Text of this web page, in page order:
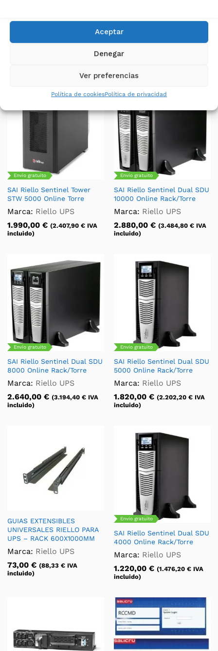
Aceptar
Denegar
Ver preferencias
Política de cookiesPolítica de privacidad
Marca:
IVA
Marca:
2.100,00€ (2.541,00€IVA
incluido)
Envío gratuito
SAI Riello Sentinel Tower
STW 5000 Online Torre
Marca: Riello UPS
1.990,00 € (2.407,90 € IVA
incluido)
Envío gratuito
SAI Riello Sentinel Dual SDU
10000 Online Rack/Torre
Marca: Riello UPS
2.880,00 € (3.484,80 € IVA
incluido)
Envío gratuito
SAI Riello Sentinel Dual SDU
8000 Online Rack/Torre
Marca: Riello UPS
2.640,00 € (3.194,40 € IVA
incluido)
Envío gratuito
SAI Riello Sentinel Dual SDU
5000 Online Rack/Torre
Marca: Riello UPS
1.820,00 € (2.202,20 € IVA
incluido)
GUIAS EXTENSIBLES
UNIVERSALES RIELLO PARA
UPS – RACK 600X1000MM
Marca: Riello UPS
73,00 € (88,33 € IVA
incluido)
Envío gratuito
SAI Riello Sentinel Dual SDU
4000 Online Rack/Torre
Marca: Riello UPS
1.220,00 € (1.476,20 € IVA
incluido)